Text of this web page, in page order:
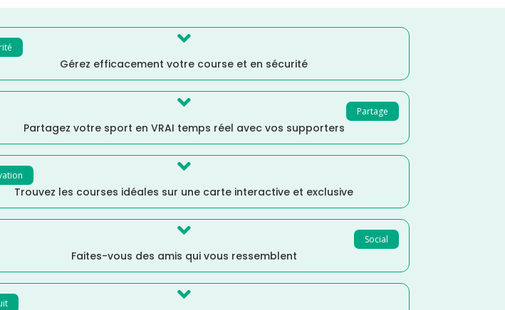

Gérez efficacement votre course et en sécurité
Partage

Partagez votre sport en VRAI temps réel avec vos supporters

Trouvez les courses idéales sur une carte interactive et exclusive
Social

Faites-vous des amis qui vous ressemblent
